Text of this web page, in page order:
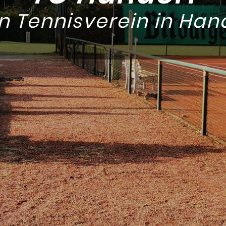
Tennisverein in